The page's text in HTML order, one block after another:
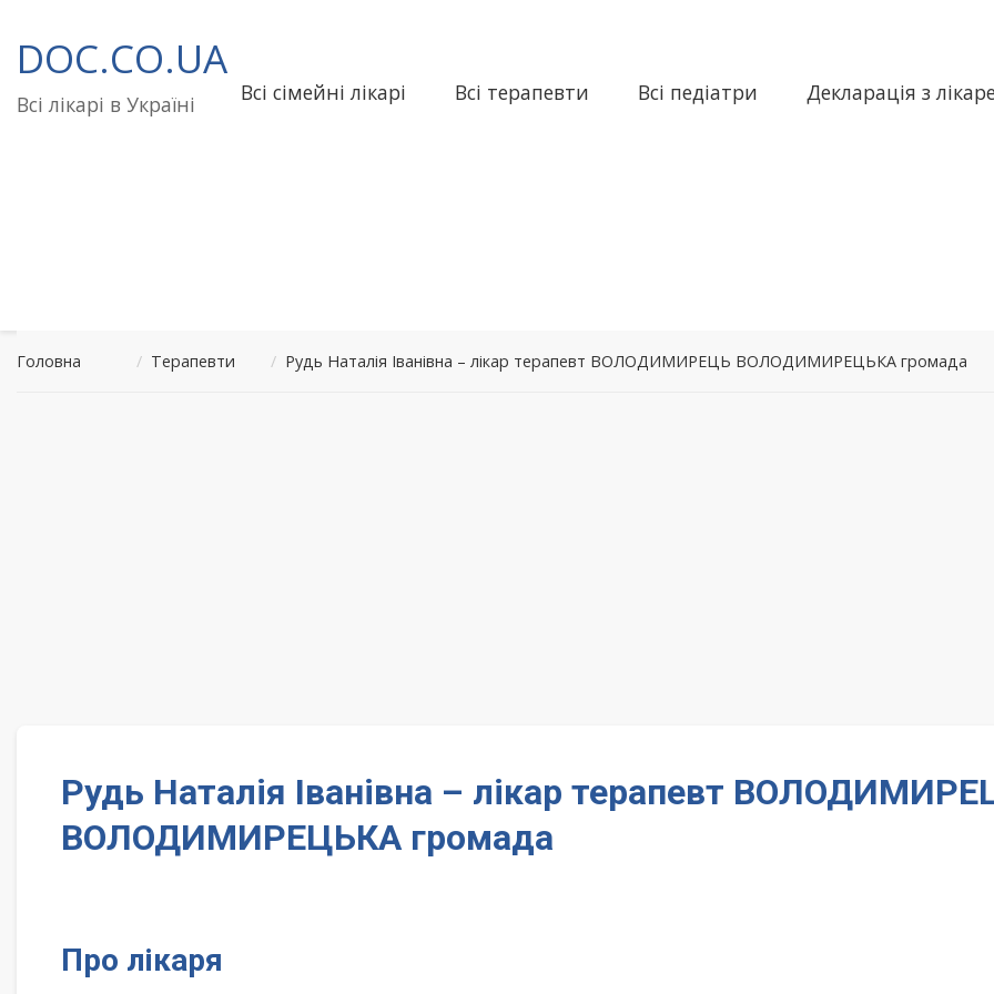
до
вмісту
DOC.CO.UA
Всі лікарі в Україні Всі сімейні лікарі Всі терапевти Всі педіатри Декларація з
Головна / Терапевти / Рудь Наталія Іванівна – лікар терапевт ВОЛОДИМИРЕЦЬ ВОЛОДИМИРЕЦЬКА громада
Рудь Наталія Іванівна – лікар терапевт
ВОЛОДИМИРЕЦЬКА громада
Про лікаря